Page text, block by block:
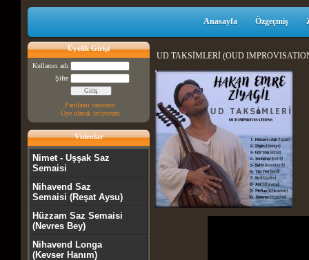
Anasayfa Özgeçmiş
Üyelik Girişi
Kullanıcı adı
Şifre
Parolamı unuttum
Üye olmak istiyorum
Videolar
Nimet - Uşşak Saz
Semaisi
Nihavend Saz
Semaisi (Reşat Aysu)
Hüzzam Saz Semaisi
(Nevres Bey)
Nihavend Longa
(Kevser Hanım)
UD TAKSİMLERİ (OUD